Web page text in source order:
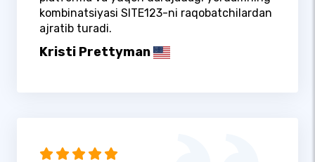
kombinatsiyasi SITE123-ni raqobatchilardan
ajratib turadi.
Kristi Prettyman